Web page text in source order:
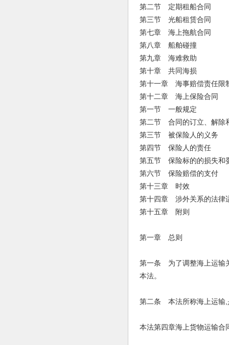
第二节 定期租船合同
第三节 光船租赁合同
第七章 海上拖航合同
第八章 船舶碰撞
第九章 海难救助
第十章 共同海损
第十一章 海事赔偿责任限
第十二章 海上保险合同
第一节 一般规定
第二节 合同的订立、解除
第三节 被保险人的义务
第四节 保险人的责任
第五节 保险标的的损失和
第六节 保险赔偿的支付
第十三章 时效
第十四章 涉外关系的法律
第十五章 附则
第一章 总则
第一条 为了调整海上运输
本法。
第二条 本法所称海上运输,
本法第四章海上货物运输合